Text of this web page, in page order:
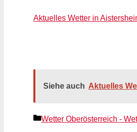
Aktuelles Wetter in
Siehe auch Aktuelles
Kategorien
Wetter Oberösterreich -